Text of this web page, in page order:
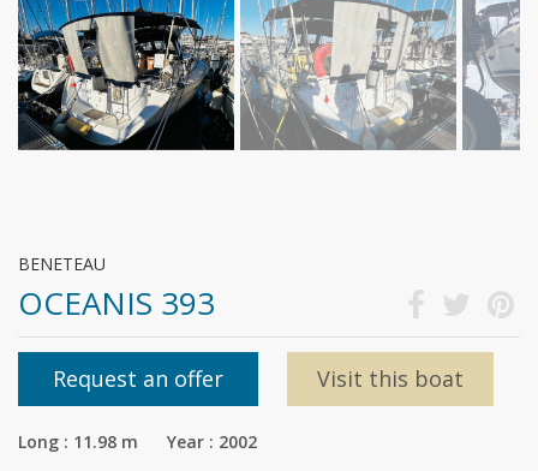
BENETEAU
OCEANIS 393
Request an offer Visit this boat
Long : 11.98 m Year : 2002